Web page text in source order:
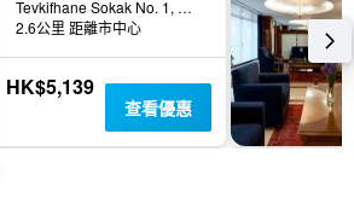
Tevkifhane Sokak No. 1, 伊斯坦堡, 土耳其
2.6公里 距離市中心
HK$5,139
查看優惠